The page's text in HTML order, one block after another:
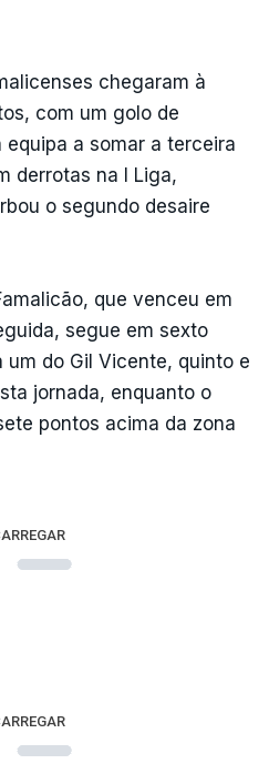
chegaram à
com um golo de
equipa a somar a terceira
derrotas na I Liga,
o segundo desaire
que venceu em
segue em sexto
do Gil Vicente, quinto e
jornada, enquanto o
pontos acima da zona